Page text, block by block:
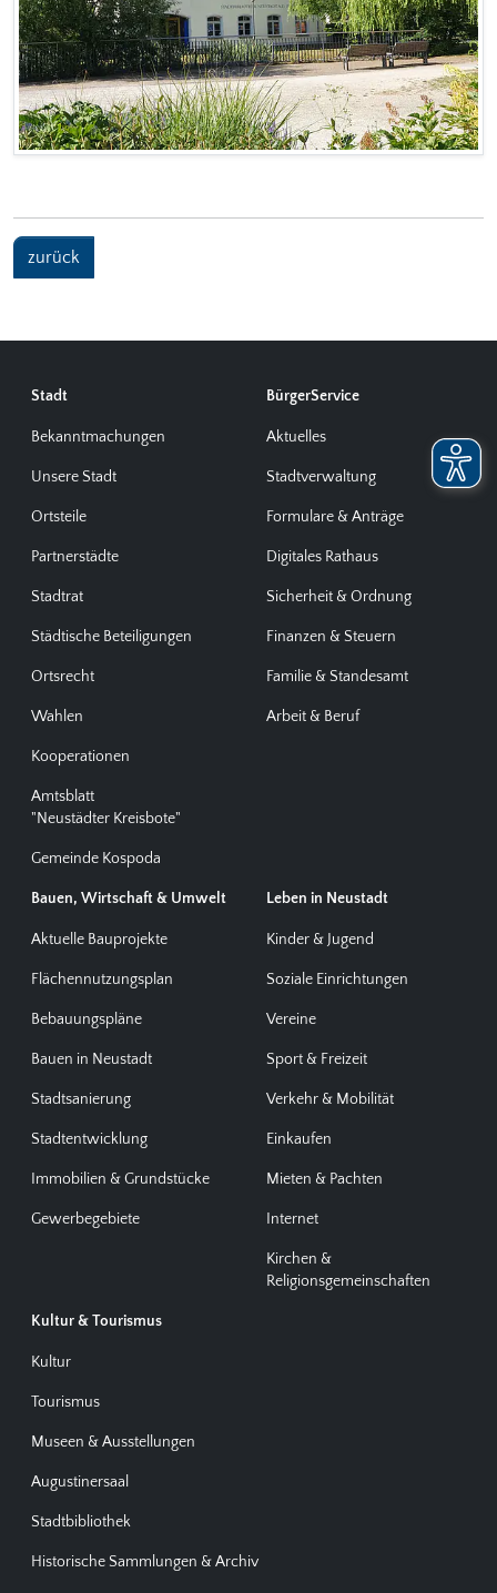
zurück
Stadt
Bekanntmachungen
Unsere Stadt
Ortsteile
Partnerstädte
Stadtrat
Städtische Beteiligungen
Ortsrecht
Wahlen
Kooperationen
Amtsblatt
"Neustädter Kreisbote"
Gemeinde Kospoda
BürgerService
Aktuelles
Stadtverwaltung
Formulare & Anträge
Digitales Rathaus
Sicherheit & Ordnung
Finanzen & Steuern
Familie & Standesamt
Arbeit & Beruf
Bauen, Wirtschaft & Umwelt
Aktuelle Bauprojekte
Flächennutzungsplan
Bebauungspläne
Bauen in Neustadt
Stadtsanierung
Stadtentwicklung
Immobilien & Grundstücke
Gewerbegebiete
Leben in Neustadt
Kinder & Jugend
Soziale Einrichtungen
Vereine
Sport & Freizeit
Verkehr & Mobilität
Einkaufen
Mieten & Pachten
Internet
Kirchen &
Religionsgemeinschaften
Kultur & Tourismus
Kultur
Tourismus
Museen & Ausstellungen
Augustinersaal
Stadtbibliothek
Historische Sammlungen & Archiv